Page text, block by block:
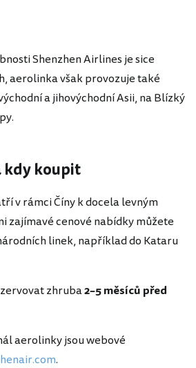
Shenzhen Airlines je sice
aerolinka však provozuje také
a jihovýchodní Asii, na Blízký
kdy koupit
v rámci Číny k docela levným
zajímavé cenové nabídky můžete
linek, například do Kataru
zhruba2–5 měsíců před
aerolinky jsou webové
.